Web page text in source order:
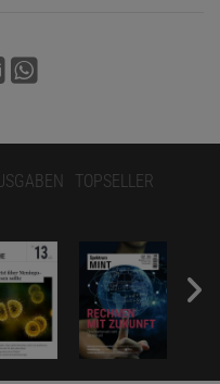
TOPSELLER